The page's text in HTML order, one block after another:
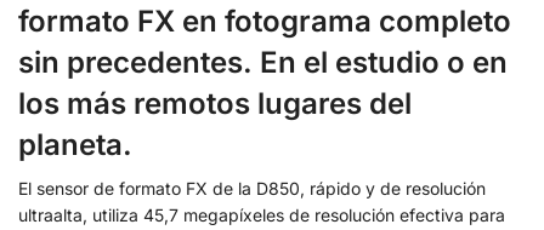
formato FX en fotograma completo
sin precedentes. En el estudio o en
los más remotos lugares del
planeta.
El sensor de formato FX de la D850, rápido y de resolución
ultraalta, utiliza 45,7 megapíxeles de resolución efectiva para